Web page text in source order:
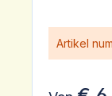
Artikel